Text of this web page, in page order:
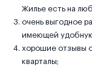
Жилье есть на
очень выгодное
имеющей удобную
хорошие отзывы
кварталы;